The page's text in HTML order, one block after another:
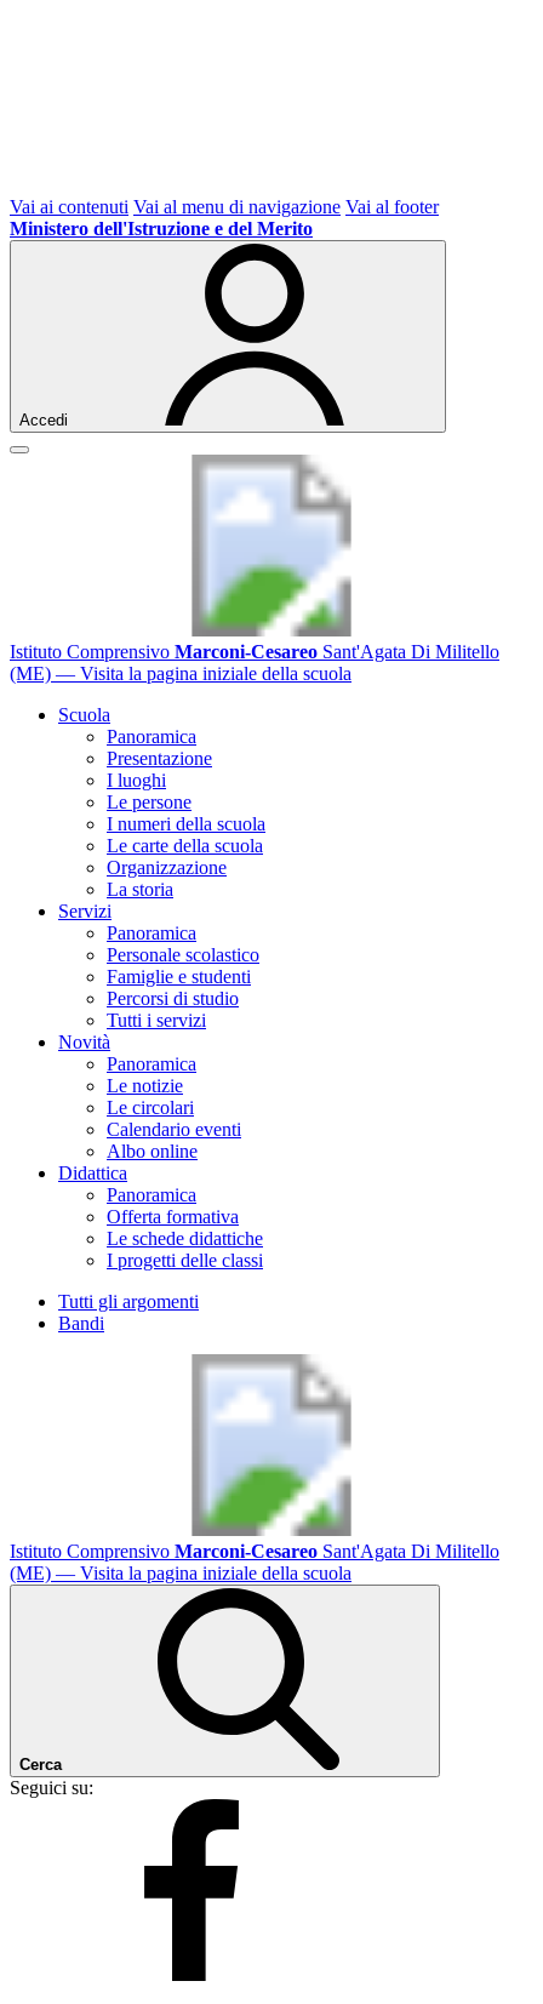
Vai ai contenuti Vai al menu di navigazione Vai al footer
Ministero dell'Istruzione e del Merito
Accedi
Istituto Comprensivo Marconi-Cesareo Sant'Agata Di Militello
(ME) — Visita la pagina iniziale della scuola
Scuola
Panoramica
Presentazione
I luoghi
Le persone
I numeri della scuola
Le carte della scuola
Organizzazione
La storia
Servizi
Panoramica
Personale scolastico
Famiglie e studenti
Percorsi di studio
Tutti i servizi
Novità
Panoramica
Le notizie
Le circolari
Calendario eventi
Albo online
Didattica
Panoramica
Offerta formativa
Le schede didattiche
I progetti delle classi
Tutti gli argomenti
Bandi
Istituto Comprensivo Marconi-Cesareo Sant'Agata Di Militello
(ME) — Visita la pagina iniziale della scuola
Cerca
Seguici su: